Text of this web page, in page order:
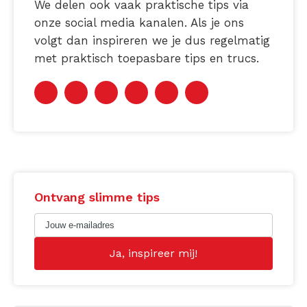
We delen ook vaak praktische tips via
onze social media kanalen. Als je ons
volgt dan inspireren we je dus regelmatig
met praktisch toepasbare tips en trucs.
Ontvang slimme tips